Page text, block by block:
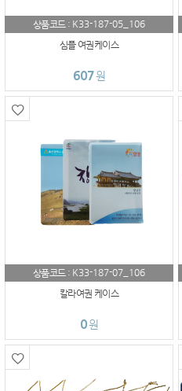
상품코드 : K33-187-05_106
심플 여권케이스
607원
상품코드 : K33-187-07_106
칼라여권 케이스
0원